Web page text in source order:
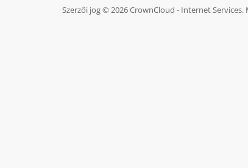
Szerzői jog © 2026 CrownCloud - Internet Services.